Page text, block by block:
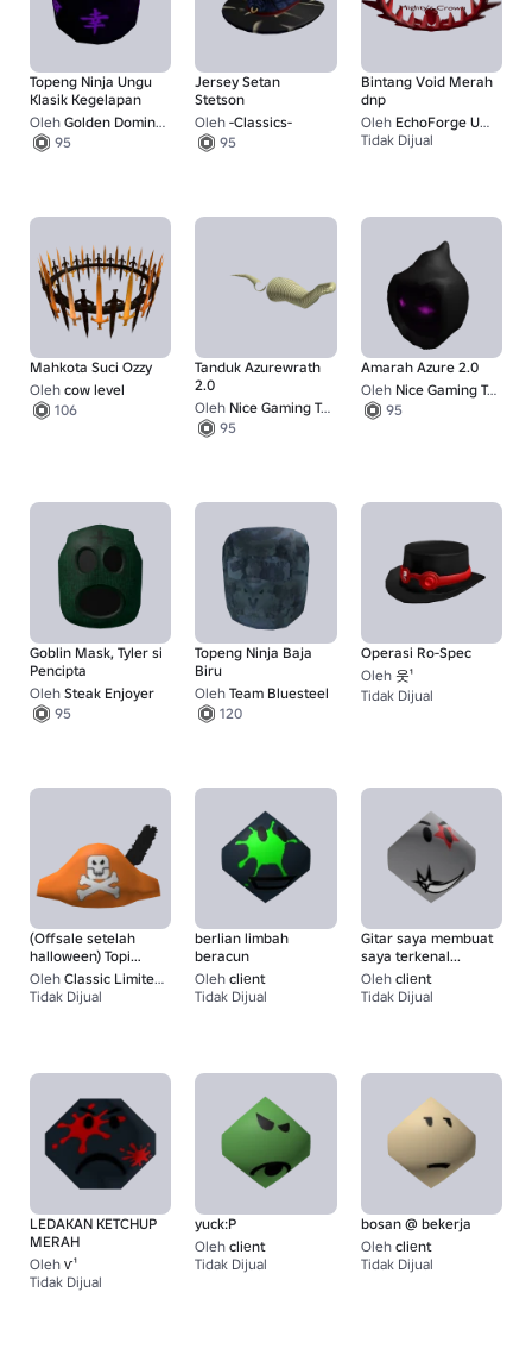
Topeng Ninja Ungu
Klasik Kegelapan
Oleh Golden Domino Studios
95
Jersey Setan
Stetson
Oleh -Classics-
95
Bintang Void Merah
dnp
Oleh EchoForge UGC
Tidak Dijual
Mahkota Suci Ozzy
Oleh cow level
106
Tanduk Azurewrath
2.0
Oleh Nice Gaming Team
95
Amarah Azure 2.0
Oleh Nice Gaming Team
95
Goblin Mask, Tyler si
Pencipta
Oleh Steak Enjoyer
95
Topeng Ninja Baja
Biru
Oleh Team Bluesteel
120
Operasi Ro-Spec
Oleh 웃¹
Tidak Dijual
(Offsale setelah
halloween) Topi
Bajak Laut
Halloween
Oleh Classic Limiteds
Tidak Dijual
1
berlian limbah
beracun
Oleh cliеnt
Tidak Dijual
95
Gitar saya membuat
saya terkenal...
Oleh cliеnt
Tidak Dijual
LEDAKAN KETCHUP
MERAH
Oleh ѵ¹
Tidak Dijual
yuck:P
Oleh cliеnt
Tidak Dijual
95
bosan @ bekerja
Oleh cliеnt
Tidak Dijual